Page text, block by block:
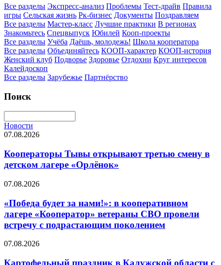
Все разделы Экспресс-анализ Проблемы Тест-драйв Правила
игры Сельская жизнь Рк-бизнес Документы Поздравляем
Все разделы Мастер-класс Лучшие практики В регионах
Знакомьтесь Спецвыпуск Юбилей Кооп-проекты
Все разделы Учёба Даёшь, молодежь! Школа кооператора
Все разделы Объединяйтесь КООП-характер КООП-история
Женский клуб Подворье Здоровье Отдохни Круг интересов
Калейдоскоп
Все разделы Зарубежье Партнёрство
Поиск
Новости
07.08.2026
Кооператоры Тывы открывают третью смену в
детском лагере «Орлёнок»
07.08.2026
«Победа будет за нами!»: в кооперативном
лагере «Кооператор» ветераны СВО провели
встречу с подрастающим поколением
07.08.2026
Картофельный праздник в Калужской области с